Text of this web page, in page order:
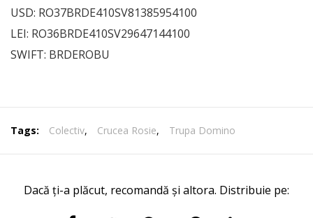
USD: RO37BRDE410SV81385954100
LEI: RO36BRDE410SV29647144100
SWIFT: BRDEROBU
Tags: Colectiv, Crucea Rosie, Trupa Domino
Dacă ți-a plăcut, recomandă și altora. Distribuie pe: